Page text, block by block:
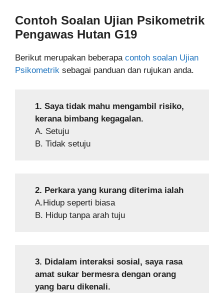
Contoh Soalan Ujian Psikometrik
Pengawas Hutan G19
Berikut merupakan beberapa contoh soalan Ujian
Psikometrik sebagai panduan dan rujukan anda.
1. Saya tidak mahu mengambil risiko,
kerana bimbang kegagalan.
A. Setuju
B. Tidak setuju
2. Perkara yang kurang diterima ialah
A.Hidup seperti biasa
B. Hidup tanpa arah tuju
3. Didalam interaksi sosial, saya rasa
amat sukar bermesra dengan orang
yang baru dikenali.